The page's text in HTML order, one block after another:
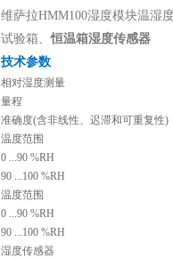
维萨拉HMM100湿度模块温湿
试验箱、恒温箱湿度传感器
技术参数
相对湿度测量
量程
准确度(含非线性、迟滞和可重复性)
温度范围
0 ...90 %RH
90 ...100 %RH
温度范围
0 ...90 %RH
90 ...100 %RH
湿度传感器